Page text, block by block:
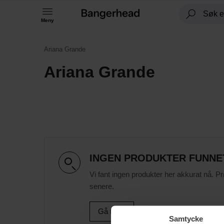
Samtycke
Meny
Ariana Grande
Ariana Grande
INGEN PRODUKTER
Vi fant ingen produkter her akkurat nå.
senere.
Gå til B